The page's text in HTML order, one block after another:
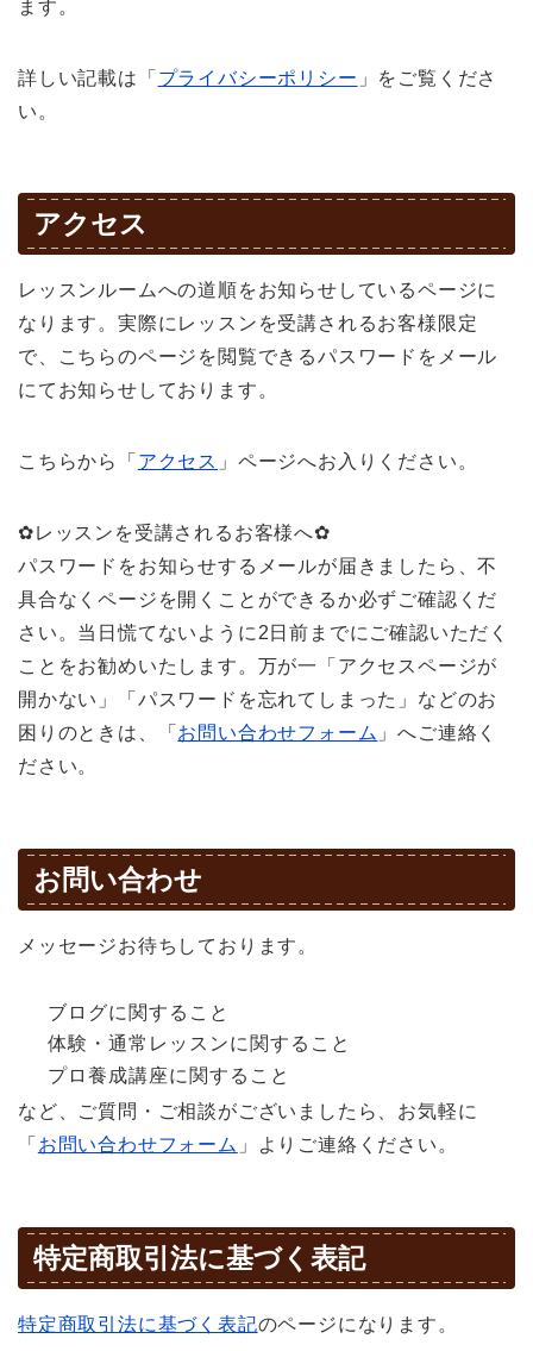
ます。
詳しい記載は「 プライバシーポリシー 」をご覧くださ
い。
アクセス
レッスンルームへの道順をお知らせしているページに
なります。実際にレッスンを受講されるお客様限定
で、こちらのページを閲覧できるパスワードをメール
にてお知らせしております。
こちらから「 アクセス 」ページへお入りください。
✿レッスンを受講されるお客様へ✿
パスワードをお知らせするメールが届きましたら、不
具合なくページを開くことができるか必ずご確認くだ
さい。当日慌てないように2日前までにご確認いただく
ことをお勧めいたします。万が一「アクセスページが
開かない」「パスワードを忘れてしまった」などのお
困りのときは、「 お問い合わせフォーム 」へご連絡く
ださい。
お問い合わせ
メッセージお待ちしております。
ブログに関すること
体験・通常レッスンに関すること
プロ養成講座に関すること
など、ご質問・ご相談がございましたら、お気軽に
「 お問い合わせフォーム 」よりご連絡ください。
特定商取引法に基づく表記
特定商取引法に基づく表記のページになります。